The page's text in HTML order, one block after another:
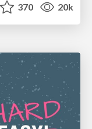
370 20k